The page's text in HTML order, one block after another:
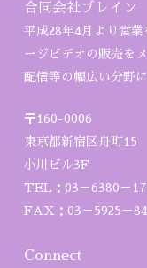
合同会社ブレイン
平成28年4月より営
ージビデオの販売を
配信等の幅広い分野
〒160-0006
東京都新宿区舟町15
小川ビル3F
TEL：03－6380－
FAX：03－5925－
Connect